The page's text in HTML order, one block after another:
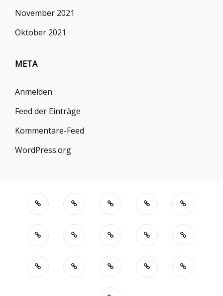
November 2021
Oktober 2021
META
Anmelden
Feed der Einträge
Kommentare-Feed
WordPress.org